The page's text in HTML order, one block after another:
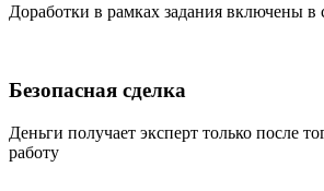
Доработки в рамках задания включены в
Безопасная сделка
Деньги получает эксперт только после
работу